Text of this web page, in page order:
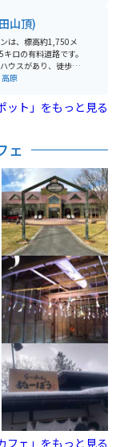
街となっています。
山頂)
は、標高約1,750メ
ロの有料道路です。
ウスがあり、徒歩数
到着します。道路は
終点には駐
されています。バリ
の回廊、夏は深緑、
楽しめ、ツーリング
原
ット」をもっと見る
ェ
フェ」をもっと見る